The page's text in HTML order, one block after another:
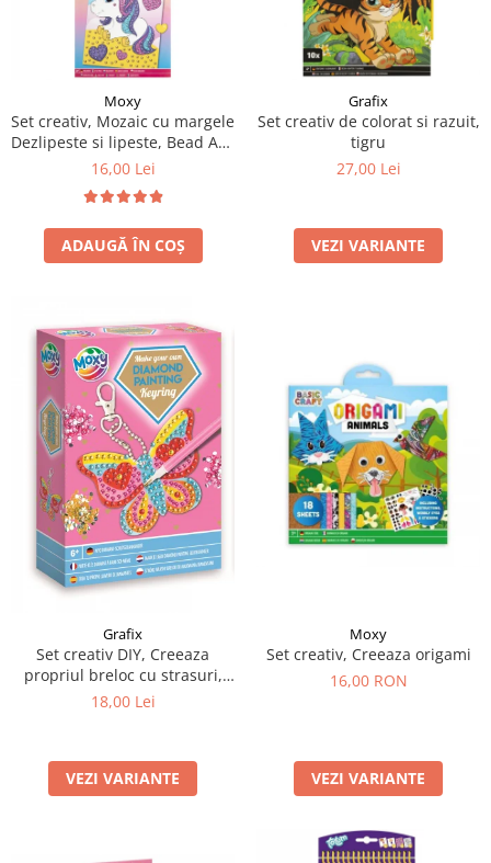
Moxy
Set creativ, Mozaic cu margele
Dezlipeste si lipeste, Bead Art,
unicorn, A5
16,00 Lei
ADAUGĂ ÎN COȘ
Grafix
Set creativ de colorat si razuit,
tigru
27,00 Lei
VEZI VARIANTE
Grafix
Set creativ DIY, Creeaza
propriul breloc cu strasuri,
Diamond Paint, Grafix
18,00 Lei
VEZI VARIANTE
Moxy
Set creativ, Creeaza origami
16,00 RON
VEZI VARIANTE